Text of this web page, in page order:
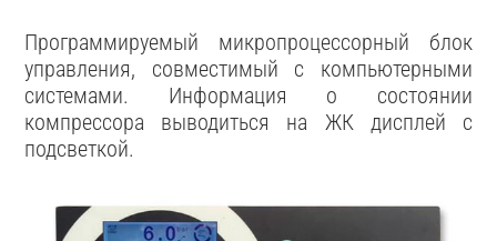
Программируемый микропроцессорный блок
управления, совместимый с компьютерными
системами. Информация о состоянии
компрессора выводиться на ЖК дисплей с
подсветкой.